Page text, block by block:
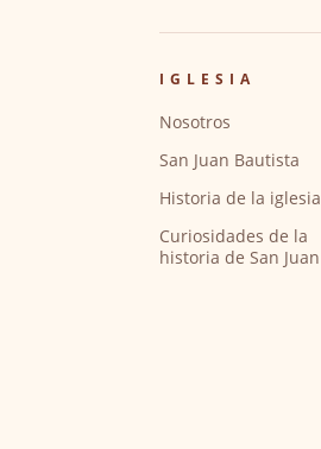
IGLESIA
Nosotros
San Juan Bautista
Historia de la iglesia
Curiosidades de la
historia de San Juan